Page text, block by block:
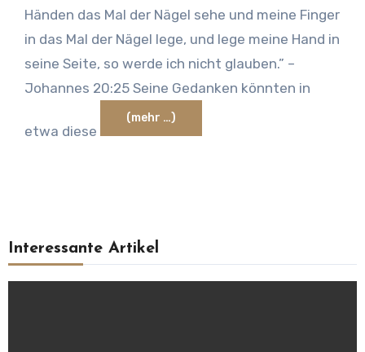
Händen das Mal der Nägel sehe und meine Finger
in das Mal der Nägel lege, und lege meine Hand in
seine Seite, so werde ich nicht glauben.” –
Johannes 20:25 Seine Gedanken könnten in
etwa diese
(mehr …)
Interessante Artikel